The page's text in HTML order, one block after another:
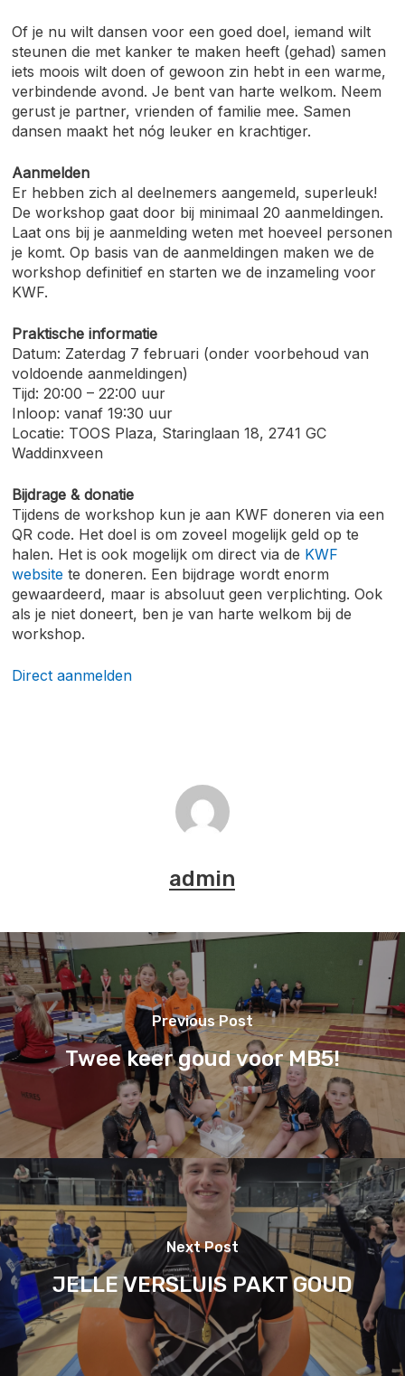
Of je nu wilt dansen voor een goed doel, iemand wilt
steunen die met kanker te maken heeft (gehad) samen
iets moois wilt doen of gewoon zin hebt in een warme,
verbindende avond. Je bent van harte welkom. Neem
gerust je partner, vrienden of familie mee. Samen
dansen maakt het nóg leuker en krachtiger.
Aanmelden
Er hebben zich al deelnemers aangemeld, superleuk!
De workshop gaat door bij minimaal 20 aanmeldingen.
Laat ons bij je aanmelding weten met hoeveel personen
je komt. Op basis van de aanmeldingen maken we de
workshop definitief en starten we de inzameling voor
KWF.
Praktische informatie
Datum: Zaterdag 7 februari (onder voorbehoud van
voldoende aanmeldingen)
Tijd: 20:00 – 22:00 uur
Inloop: vanaf 19:30 uur
Locatie: TOOS Plaza, Staringlaan 18, 2741 GC
Waddinxveen
Bijdrage & donatie
Tijdens de workshop kun je aan KWF doneren via een
QR code. Het doel is om zoveel mogelijk geld op te
halen. Het is ook mogelijk om direct via de KWF
website te doneren. Een bijdrage wordt enorm
gewaardeerd, maar is absoluut geen verplichting. Ook
als je niet doneert, ben je van harte welkom bij de
workshop.
Direct aanmelden
admin
Previous Post
Twee keer goud voor MB5!
Next Post
JELLE VERSLUIS PAKT GOUD